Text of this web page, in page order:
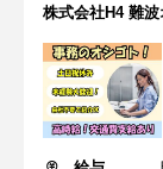
株式会社H4 難